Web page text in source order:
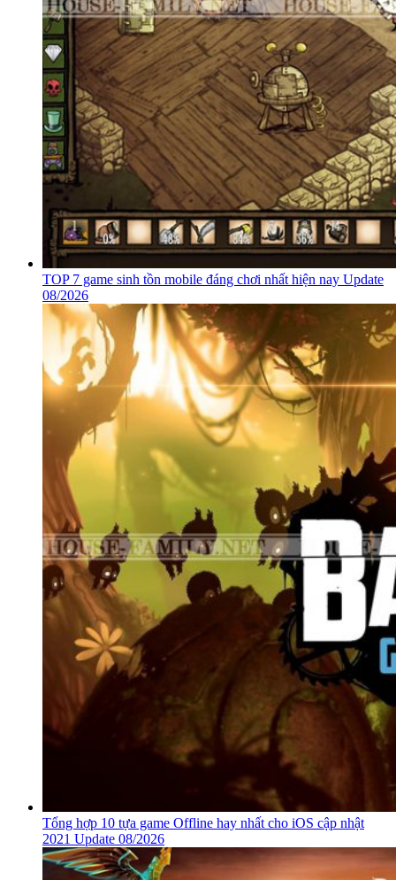
TOP 7 game sinh tồn mobile đáng chơi nhất hiện nay Update
08/2026
Tổng hợp 10 tựa game Offline hay nhất cho iOS cập nhật
2021 Update 08/2026